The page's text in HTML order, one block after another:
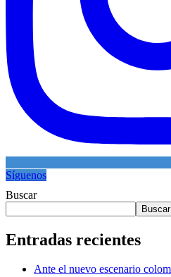
Síguenos
Buscar
Buscar
Entradas recientes
Ante el nuevo escenario